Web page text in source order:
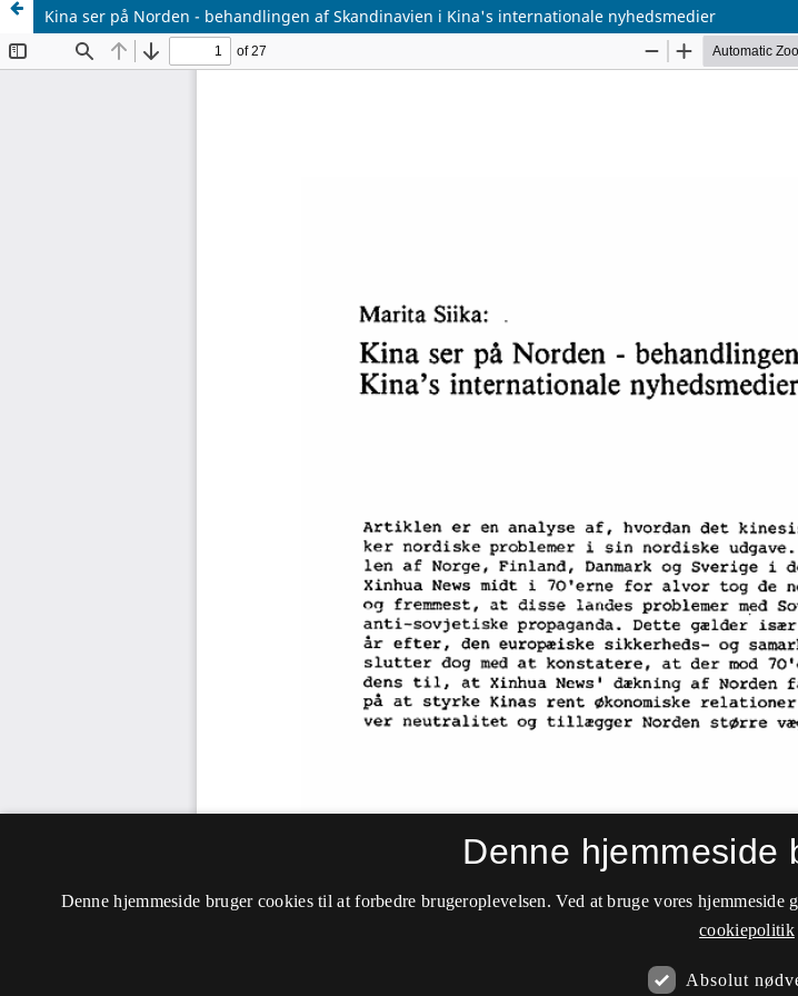
Kina ser på Norden - behandlingen af Skandinavien i Kina's internationale nyhedsmedier
Denne hjemmeside
Denne hjemmeside bruger cookies til at forbedre brugeroplevelsen. Ved at bruge vores
cookiepolitik
Absolut